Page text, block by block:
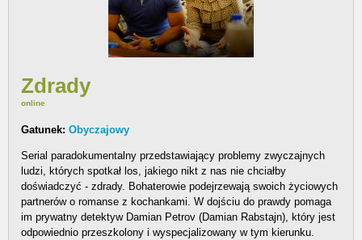
Zdrady
online
Gatunek: Obyczajowy
Serial paradokumentalny przedstawiający problemy zwyczajnych
ludzi, których spotkał los, jakiego nikt z nas nie chciałby
doświadczyć - zdrady. Bohaterowie podejrzewają swoich życiowych
partnerów o romanse z kochankami. W dojściu do prawdy pomaga
im prywatny detektyw Damian Petrov (Damian Rabstajn), który jest
odpowiednio przeszkolony i wyspecjalizowany w tym kierunku.